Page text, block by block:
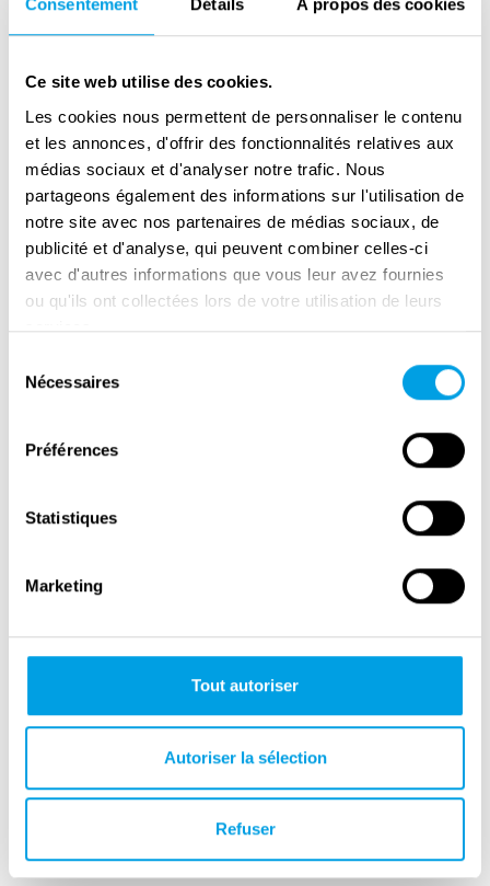
Consentement Détails À propos des cookies
Ce site web utilise des cookies.
Les cookies nous permettent de personnaliser le contenu
et les annonces, d'offrir des fonctionnalités relatives aux
médias sociaux et d'analyser notre trafic. Nous
partageons également des informations sur l'utilisation de
notre site avec nos partenaires de médias sociaux, de
publicité et d'analyse, qui peuvent combiner celles-ci
avec d'autres informations que vous leur avez fournies
ou qu'ils ont collectées lors de votre utilisation de leurs
services.
Nécessaires
Préférences
Statistiques
Marketing
Tout autoriser
Autoriser la sélection
Refuser
s'attendait à passer Noël 1944. Comme si
inquiétante, une nouvelle a filtré dans les
rangs d'Easy en provenance d'un infirmier de
Bastogne : les Allemands avaient fermé la
boucle. La 101e Aéroportée était désormais
complètement encerclée, mais comme le
[Major Richard] Winters nous le rappellerait,
"Nous sommes habitués à cela. Nous sommes
des parachutistes."
Allemagne, puis en Autriche. Après la guerre,
il fut démobilisé, reprit ses études et se maria.
nombreux événements et conférences liés à
rencontre avec le
deuxième classe) Fritz Engelbert, un soldat
allemand de laPanzer LehrDivision.
la bataille des Ardennes en décembre 2004,
elle comprenait une visite commune du Bois
Jacques. Comme Malarkey, l'ancien soldat
allemand avait survécu aux Ardennes. Fritz a
ensuite été fait prisonnier par les forces